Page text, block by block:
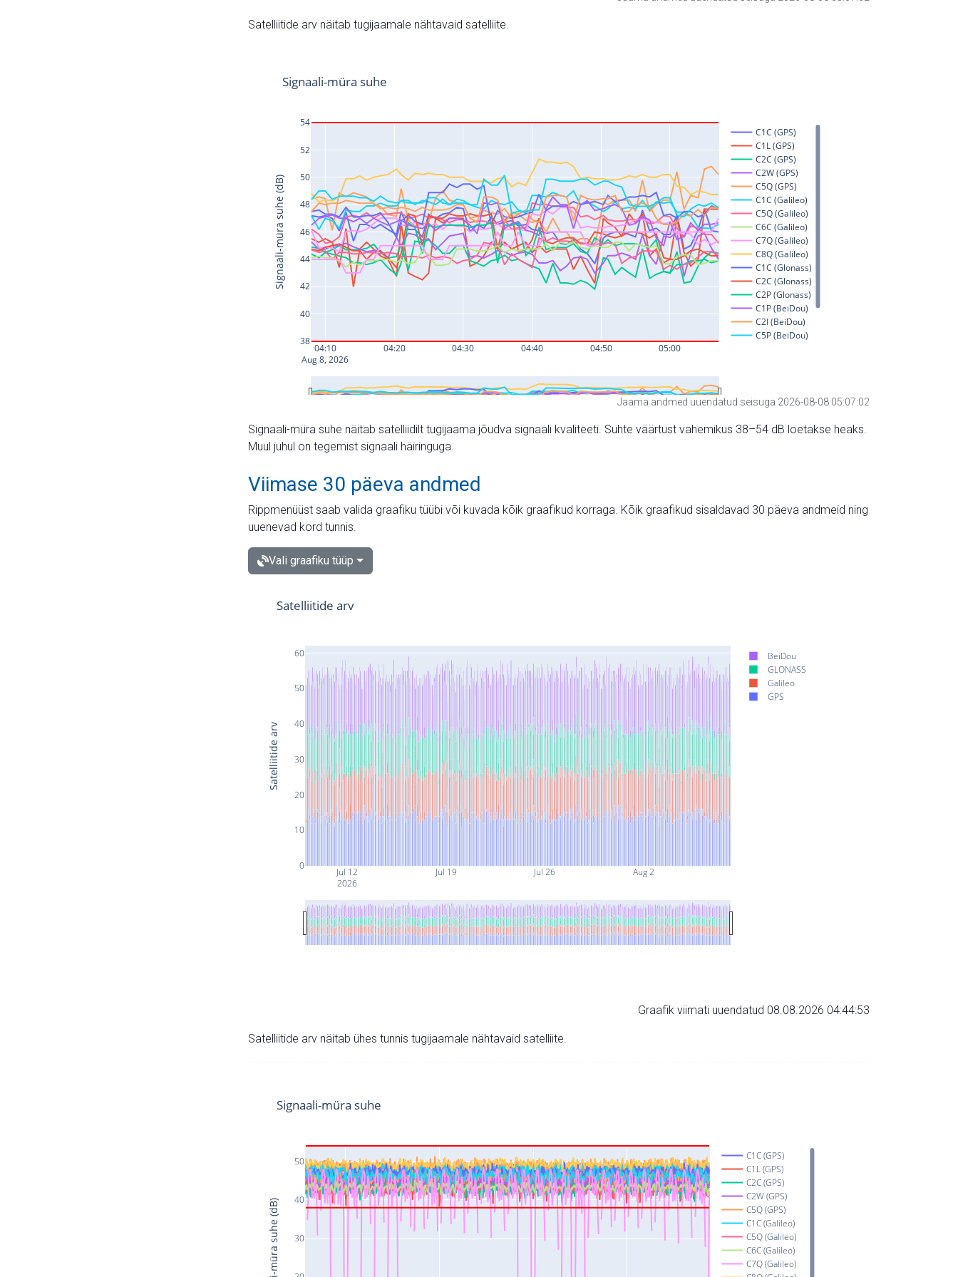
Satelliitide arv näitab tugijaamale nähtavaid satelliite.
Jaama andmed uuendatud seisuga 2026-08-08 05:07:02
Signaali-müra suhe näitab satelliidilt tugijaama jõudva signaali kvaliteeti. Suhte väärtust vahemikus 38–54 dB loetakse heaks.
Muul juhul on tegemist signaali häiringuga.
Viimase 30 päeva andmed
Rippmenüüst saab valida graafiku tüübi või kuvada kõik graafikud korraga. Kõik graafikud sisaldavad 30 päeva andmeid ning
uuenevad kord tunnis.
Vali graafiku tüüp
Jul 12
2026
Jul 19 Jul 26 Aug 2
0
10
20
30
40
50
60
BeiDou
GLONASS
Galileo
GPS
Satelliitide arv
Satelliitide arv
Graafik viimati uuendatud 08.08.2026 04:44:53
Satelliitide arv näitab ühes tunnis tugijaamale nähtavaid satelliite.
30
40
50
C1C (GPS)
C1L (GPS)
C2C (GPS)
C2W (GPS)
C5Q (GPS)
C1C (Galileo)
C5Q (Galileo)
C6C (Galileo)
C7Q (Galileo)
Signaali-müra suhe